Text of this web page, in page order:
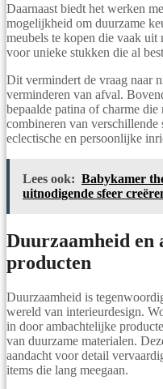
Daarnaast biedt het werken
mogelijkheid om duurzame
meubels te kopen die vaak uit
voor unieke stukken die al
Dit vermindert de vraag naar
verminderen van afval.
bepaalde patina of charme
combineren van
eclectische en persoonlijke
Lees ook: Babykamer
uitnodigende sfeer
Duurzaamheid en
producten
Duurzaamheid is
wereld van interieurdesign.
in door ambachtelijke
van duurzame materialen.
aandacht voor detail
items die lang meegaan.